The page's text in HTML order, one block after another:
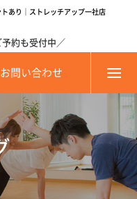
トあり｜ストレッチアップ一社店
予約も受付中／
お問い合わせ